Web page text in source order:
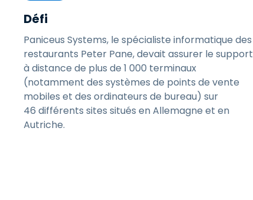
Défi
Paniceus Systems, le spécialiste informatique des
restaurants Peter Pane, devait assurer le support
à distance de plus de 1 000 terminaux
(notamment des systèmes de points de vente
mobiles et des ordinateurs de bureau) sur
46 différents sites situés en Allemagne et en
Autriche.